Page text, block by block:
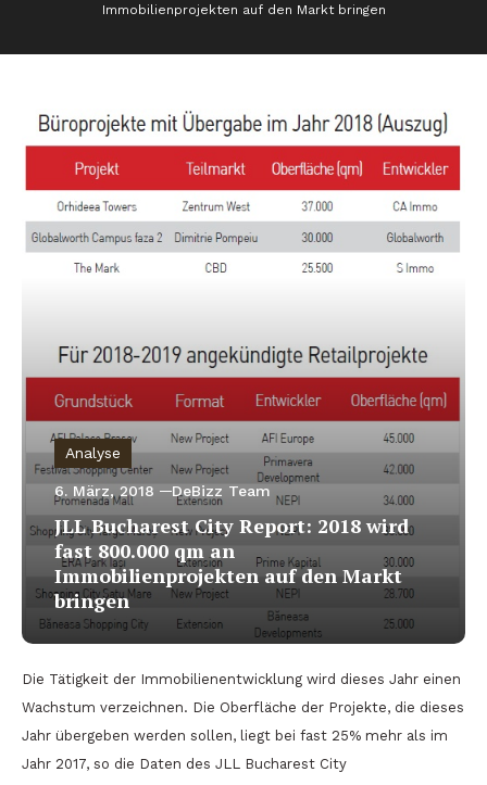
Immobilienprojekten auf den Markt bringen
Analyse
6. März, 2018 DeBizz Team
JLL Bucharest City Report: 2018 wird
fast 800.000 qm an
Immobilienprojekten auf den Markt
bringen
Die Tätigkeit der Immobilienentwicklung wird dieses Jahr einen
Wachstum verzeichnen. Die Oberfläche der Projekte, die dieses
Jahr übergeben werden sollen, liegt bei fast 25% mehr als im
Jahr 2017, so die Daten des JLL Bucharest City